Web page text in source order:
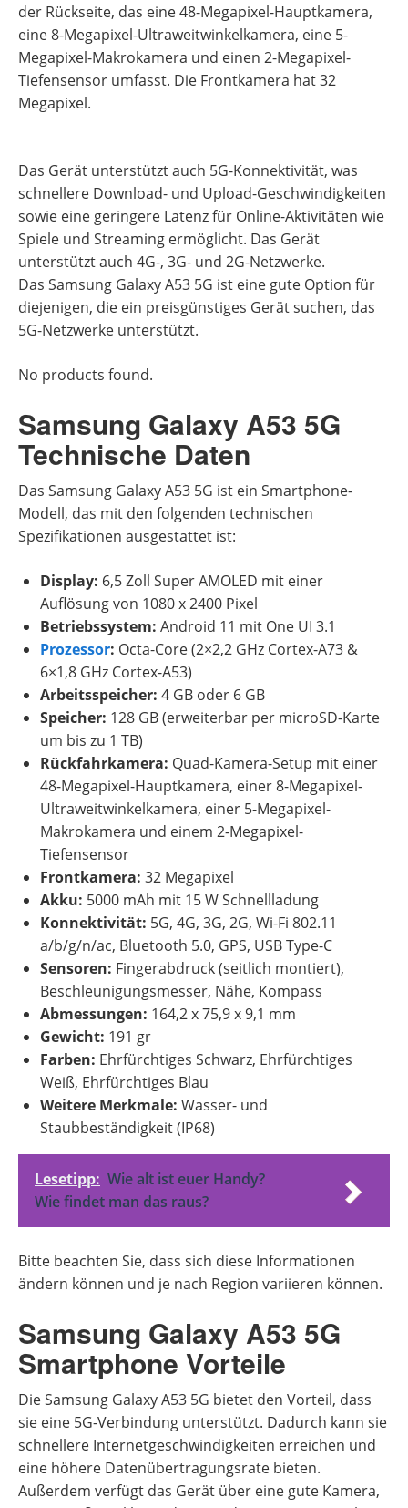
der Rückseite, das eine 48-Megapixel-Hauptkamera,
eine 8-Megapixel-Ultraweitwinkelkamera, eine 5-
Megapixel-Makrokamera und einen 2-Megapixel-
Tiefensensor umfasst. Die Frontkamera hat 32
Megapixel.
Das Gerät unterstützt auch 5G-Konnektivität, was
schnellere Download- und Upload-Geschwindigkeiten
sowie eine geringere Latenz für Online-Aktivitäten wie
Spiele und Streaming ermöglicht. Das Gerät
unterstützt auch 4G-, 3G- und 2G-Netzwerke.
Das Samsung Galaxy A53 5G ist eine gute Option für
diejenigen, die ein preisgünstiges Gerät suchen, das
5G-Netzwerke unterstützt.
No products found.
Samsung Galaxy A53 5G
Technische Daten
Das Samsung Galaxy A53 5G ist ein Smartphone-
Modell, das mit den folgenden technischen
Spezifikationen ausgestattet ist:
Display: 6,5 Zoll Super AMOLED mit einer
Auflösung von 1080 x 2400 Pixel
Betriebssystem: Android 11 mit One UI 3.1
Prozessor: Octa-Core (2×2,2 GHz Cortex-A73 &
6×1,8 GHz Cortex-A53)
Arbeitsspeicher: 4 GB oder 6 GB
Speicher: 128 GB (erweiterbar per microSD-Karte
um bis zu 1 TB)
Rückfahrkamera: Quad-Kamera-Setup mit einer
48-Megapixel-Hauptkamera, einer 8-Megapixel-
Ultraweitwinkelkamera, einer 5-Megapixel-
Makrokamera und einem 2-Megapixel-
Tiefensensor
Frontkamera: 32 Megapixel
Akku: 5000 mAh mit 15 W Schnellladung
Konnektivität: 5G, 4G, 3G, 2G, Wi-Fi 802.11
a/b/g/n/ac, Bluetooth 5.0, GPS, USB Type-C
Sensoren: Fingerabdruck (seitlich montiert),
Beschleunigungsmesser, Nähe, Kompass
Abmessungen: 164,2 x 75,9 x 9,1 mm
Gewicht: 191 gr
Farben: Ehrfürchtiges Schwarz, Ehrfürchtiges
Weiß, Ehrfürchtiges Blau
Weitere Merkmale: Wasser- und
Staubbeständigkeit (IP68)
Lesetipp: Wie alt ist euer Handy?
Wie findet man das raus?
Bitte beachten Sie, dass sich diese Informationen
ändern können und je nach Region variieren können.
Samsung Galaxy A53 5G
Smartphone Vorteile
Die Samsung Galaxy A53 5G bietet den Vorteil, dass
sie eine 5G-Verbindung unterstützt. Dadurch kann sie
schnellere Internetgeschwindigkeiten erreichen und
eine höhere Datenübertragungsrate bieten.
Außerdem verfügt das Gerät über eine gute Kamera,